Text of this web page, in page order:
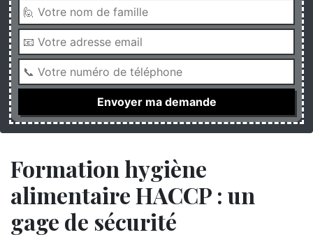
Formation hygiène
alimentaire HACCP : un
gage de sécurité